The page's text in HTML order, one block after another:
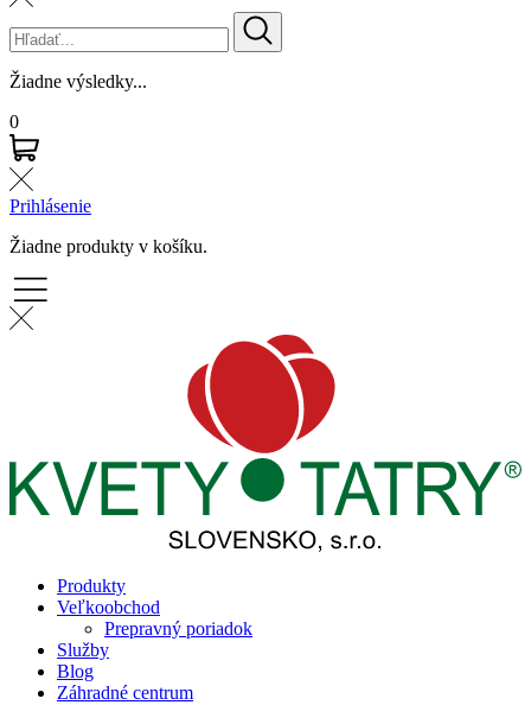
Žiadne výsledky...
0
Prihlásenie
Žiadne produkty v košíku.
Produkty
Veľkoobchod
Prepravný poriadok
Služby
Blog
Záhradné centrum